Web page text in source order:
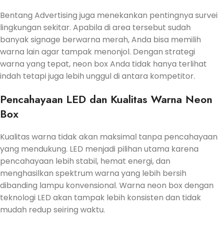
Bentang Advertising juga menekankan pentingnya survei
lingkungan sekitar. Apabila di area tersebut sudah
banyak signage berwarna merah, Anda bisa memilih
warna lain agar tampak menonjol. Dengan strategi
warna yang tepat, neon box Anda tidak hanya terlihat
indah tetapi juga lebih unggul di antara kompetitor.
Pencahayaan LED dan Kualitas Warna Neon
Box
Kualitas warna tidak akan maksimal tanpa pencahayaan
yang mendukung. LED menjadi pilihan utama karena
pencahayaan lebih stabil, hemat energi, dan
menghasilkan spektrum warna yang lebih bersih
dibanding lampu konvensional. Warna neon box dengan
teknologi LED akan tampak lebih konsisten dan tidak
mudah redup seiring waktu.